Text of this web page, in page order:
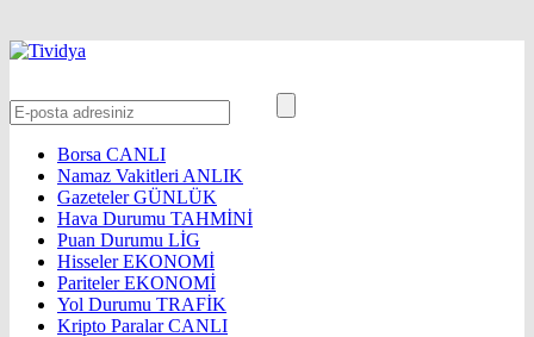
Borsa CANLI
Namaz Vakitleri ANLIK
GazetelerGÜNLÜK
Hava Durumu TAHMİNİ
Puan Durumu LİG
HisselerEKONOMİ
ParitelerEKONOMİ
Yol Durumu TRAFİK
Kripto ParalarCANLI